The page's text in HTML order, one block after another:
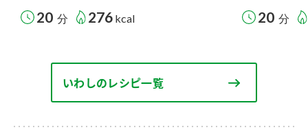
20 分 276 kcal 20 分
いわしのレシピ一覧